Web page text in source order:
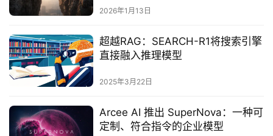
2026年1月13日
超越RAG：SEARCH-R1将搜索引擎
直接融入推理模型
2025年3月22日
Arcee AI 推出 SuperNova：一种可
定制、符合指令的企业模型